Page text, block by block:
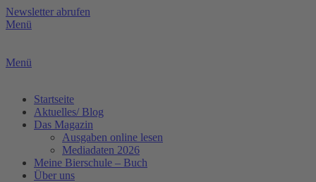
Zum
Inhalt
Newsletter abrufen
Menü
Menü
Startseite
Aktuelles/ Blog
Das Magazin
Ausgaben online lesen
Mediadaten 2026
Meine Bierschule – Buch
Über uns